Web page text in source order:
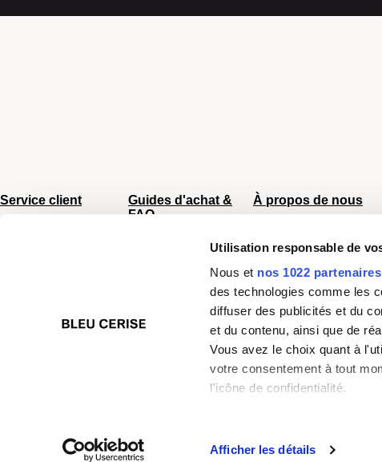
Utilisation responsable de
Nous et nos 1022 partenaires
des technologies comme les
diffuser des publicités et du
et du contenu, ainsi que de
Vous avez le choix quant à
votre consentement à tout
l'icône de confidentialité.
Collecter des
Afficher les détails
Service client
Guides d'achat &
FAQ
Bagagerie
Choisir un cadenas
À propos de nous
Chiffres clés
Mentions légales
Plan du site
Paiement sécurisé